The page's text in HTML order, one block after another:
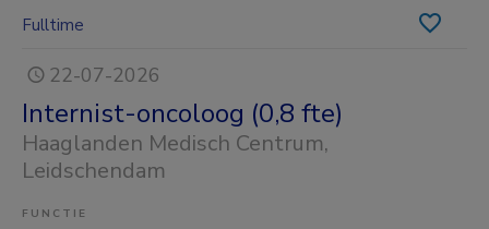
Fulltime
22-07-2026
Internist-oncoloog (0,8 fte)
Haaglanden Medisch Centrum,
Leidschendam
FUNCTIE